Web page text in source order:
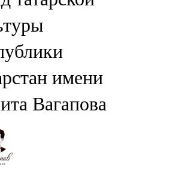
имени
Вагапова